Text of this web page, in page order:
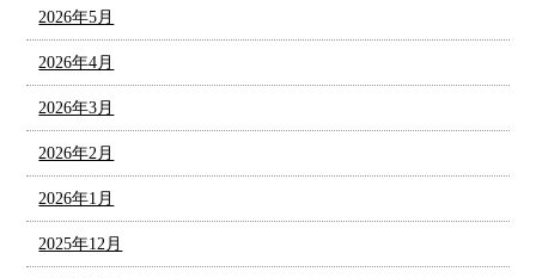
2026年5月
2026年4月
2026年3月
2026年2月
2026年1月
2025年12月